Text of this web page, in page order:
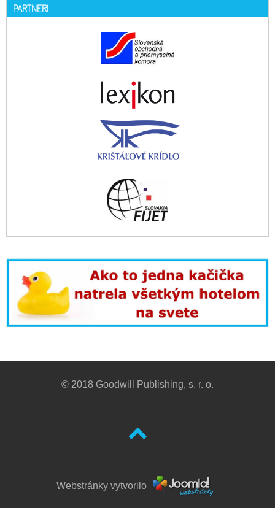
PARTNERI
© 2018 Goodwill Publishing, s. r. o.
Webstránky vytvorilo